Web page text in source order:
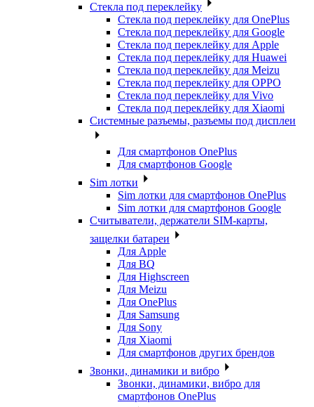
Стекла под переклейку
Стекла под переклейку для OnePlus
Стекла под переклейку для Google
Стекла под переклейку для Apple
Стекла под переклейку для Huawei
Стекла под переклейку для Meizu
Стекла под переклейку для OPPO
Стекла под переклейку для Vivo
Стекла под переклейку для Xiaomi
Системные разъемы, разъемы под дисплеи
Для смартфонов OnePlus
Для смартфонов Google
Sim лотки
Sim лотки для смартфонов OnePlus
Sim лотки для смартфонов Google
Считыватели, держатели SIM-карты,
защелки батареи
Для Apple
Для BQ
Для Highscreen
Для Meizu
Для OnePlus
Для Samsung
Для Sony
Для Xiaomi
Для смартфонов других брендов
Звонки, динамики и вибро
Звонки, динамики, вибро для
смартфонов OnePlus